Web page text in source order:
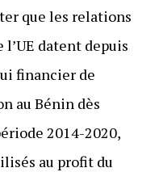
que les relations
datent depuis
financier de
au Bénin dès
2014-2020,
au profit du